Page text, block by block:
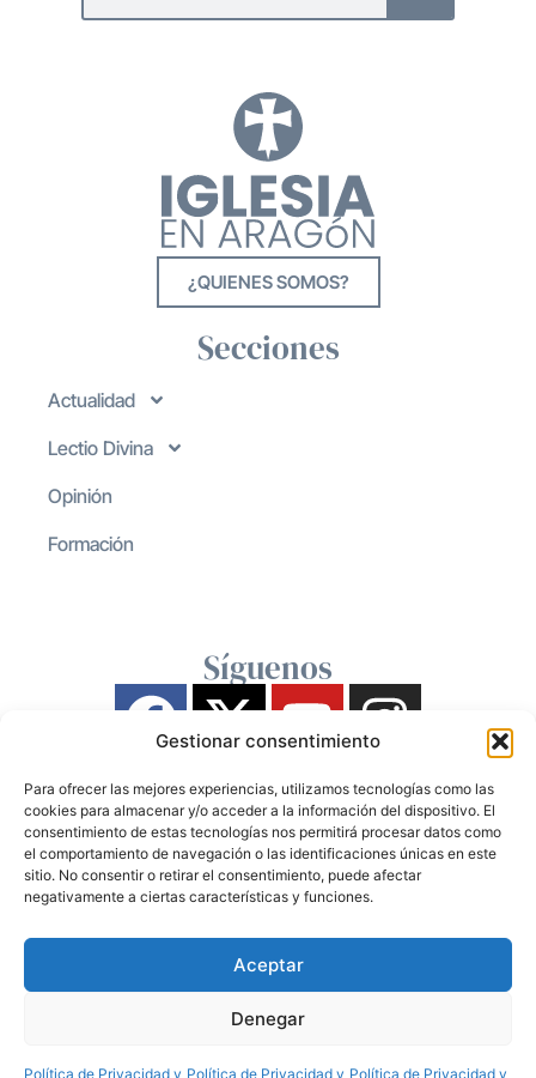
Gestionar consentimiento
Para ofrecer las mejores experiencias, utilizamos tecnologías como las
cookies para almacenar y/o acceder a la información del dispositivo. El
consentimiento de estas tecnologías nos permitirá procesar datos como
el comportamiento de navegación o las identificaciones únicas en este
sitio. No consentir o retirar el consentimiento, puede afectar
negativamente a ciertas características y funciones.
Aceptar
Denegar
Política de Privacidad y Política de Privacidad y Política de Privacidad y
¿QUIENES SOMOS?
Secciones
Actualidad
Lectio Divina
Opinión
Formación
Síguenos